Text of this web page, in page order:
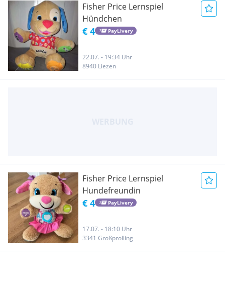
Fisher Price Lernspiel
Hündchen
€ 4 PayLivery
22.07. - 19:34 Uhr
8940 Liezen
Fisher Price Lernspiel
Hundefreundin
€ 4 PayLivery
17.07. - 18:10 Uhr
3341 Großprolling